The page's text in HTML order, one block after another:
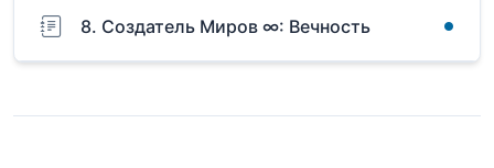
8. Создатель Миров ∞: Вечность